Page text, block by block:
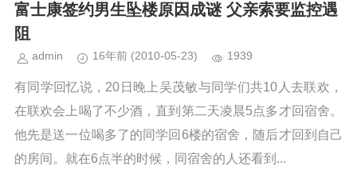
富士康签约男生坠楼原因成谜 父亲索要监控遇
阻
admin 16年前 (2010-05-23) 1939
有同学回忆说，20日晚上吴茂敏与同学们共10人去联欢，
在联欢会上喝了不少酒，直到第二天凌晨5点多才回宿舍。
他先是送一位喝多了的同学回6楼的宿舍，随后才回到自己
的房间。就在6点半的时候，同宿舍的人还看到...